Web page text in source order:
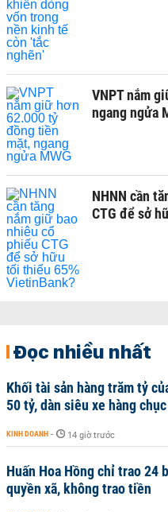
VNPT nắm
ngang ngửa
NHNN cần
CTG để sở
Đọc nhiều nhất
Khối tài sản hàng trăm tỷ
50 tỷ, dàn siêu xe hàng
KINH DOANH - 14 giờ trước
Huấn Hoa Hồng chỉ trao 24
quyền xã, không trao tiền